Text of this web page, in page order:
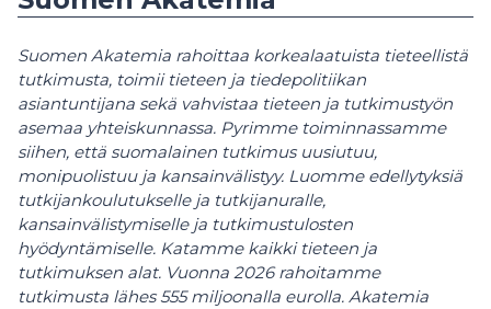
Suomen Akatemia rahoittaa korkealaatuista tieteellistä
tutkimusta, toimii tieteen ja tiedepolitiikan
asiantuntijana sekä vahvistaa tieteen ja tutkimustyön
asemaa yhteiskunnassa. Pyrimme toiminnassamme
siihen, että suomalainen tutkimus uusiutuu,
monipuolistuu ja kansainvälistyy. Luomme edellytyksiä
tutkijankoulutukselle ja tutkijanuralle,
kansainvälistymiselle ja tutkimustulosten
hyödyntämiselle. Katamme kaikki tieteen ja
tutkimuksen alat. Vuonna 2026 rahoitamme
tutkimusta lähes 555 miljoonalla eurolla. Akatemia